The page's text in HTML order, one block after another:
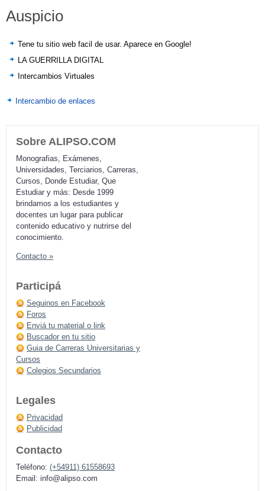
Auspicio
Tene tu sitio web facil de usar. Aparece en Google!
LA GUERRILLA DIGITAL
Intercambios Virtuales
Intercambio de enlaces
Sobre ALIPSO.COM
Monografias, Exámenes,
Universidades, Terciarios, Carreras,
Cursos, Donde Estudiar, Que
Estudiar y más: Desde 1999
brindamos a los estudiantes y
docentes un lugar para publicar
contenido educativo y nutrirse del
conocimiento.
Contacto »
Participá
Seguinos en Facebook
Foros
Enviá tu material o link
Buscador en tu sitio
Guia de Carreras Universitarias y
Cursos
Colegios Secundarios
Legales
Privacidad
Publicidad
Contacto
Teléfono: (+54911) 61558693
Email: info@alipso.com